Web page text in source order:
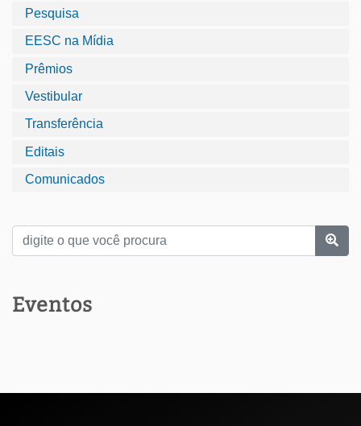
Pesquisa
EESC na Mídia
Prêmios
Vestibular
Transferência
Editais
Comunicados
Eventos